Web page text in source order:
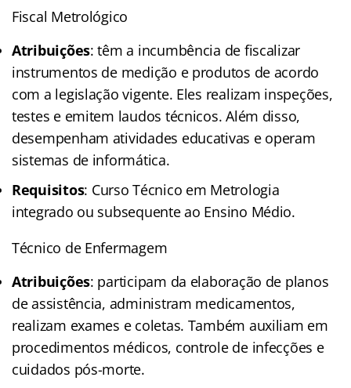
Fiscal Metrológico
Atribuições: têm a incumbência de fiscalizar
instrumentos de medição e produtos de acordo
com a legislação vigente. Eles realizam inspeções,
testes e emitem laudos técnicos. Além disso,
desempenham atividades educativas e operam
sistemas de informática.
Requisitos: Curso Técnico em Metrologia
integrado ou subsequente ao Ensino Médio.
Técnico de Enfermagem
Atribuições: participam da elaboração de planos
de assistência, administram medicamentos,
realizam exames e coletas. Também auxiliam em
procedimentos médicos, controle de infecções e
cuidados pós-morte.